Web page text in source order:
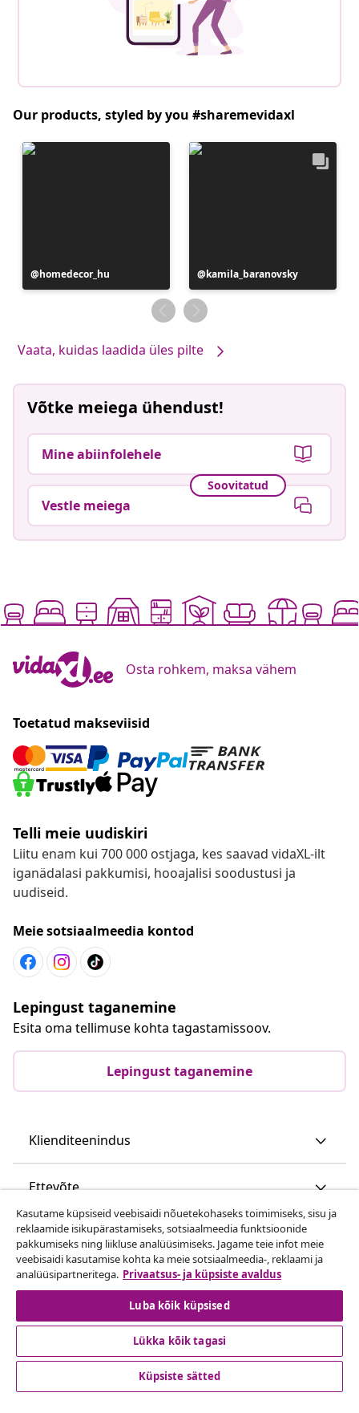
Our products, styled by you #sharemevidaxl
Postitus
avaldatud
homedecor_hu
Postitus
avaldatud
kamila_baranovsky
Vaata, kuidas laadida üles pilte
Võtke meiega ühendust!
Mine abiinfolehele
Soovitatud
Vestle meiega
Osta rohkem, maksa vähem
Toetatud makseviisid
Telli meie uudiskiri
Liitu enam kui 700 000 ostjaga, kes saavad vidaXL-ilt
iganädalasi pakkumisi, hooajalisi soodustusi ja
uudiseid.
Meie sotsiaalmeedia kontod
Lepingust taganemine
Esita oma tellimuse kohta tagastamissoov.
Lepingust taganemine
Klienditeenindus
Ettevõte
vidaXL
Vaata rohkem
Kasutame küpsiseid veebisaidi nõuetekohaseks toimimiseks, sisu ja
reklaamide isikupärastamiseks, sotsiaalmeedia funktsioonide
pakkumiseks ning liikluse analüüsimiseks. Jagame teie infot meie
veebisaidi kasutamise kohta ka meie sotsiaalmeedia-, reklaami ja
analüüsipartneritega. Privaatsus- ja küpsiste avaldus
Luba kõik küpsised
Lükka kõik tagasi
Küpsiste sätted